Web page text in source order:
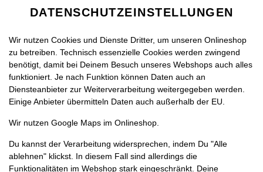
BEN & JERRY'S COOKIE
DOUGH (100ML)
DATENSCHUTZEINSTELLUNGEN
Wir nutzen Cookies und Dienste Dritter, um unseren Onlineshop
zu betreiben. Technisch essenzielle Cookies werden zwingend
benötigt, damit bei Deinem Besuch unseres Webshops auch alles
funktioniert. Je nach Funktion können Daten auch an
Diensteanbieter zur Weiterverarbeitung weitergegeben werden.
Einige Anbieter übermitteln Daten auch außerhalb der EU.
Wir nutzen Google Maps im Onlineshop.
Du kannst der Verarbeitung widersprechen, indem Du "Alle
ablehnen" klickst. In diesem Fall sind allerdings die
Funktionalitäten im Webshop stark eingeschränkt. Deine